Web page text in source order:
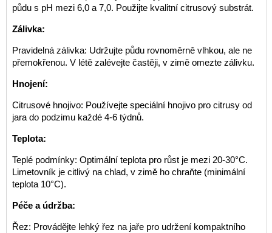
půdu s pH mezi 6,0 a 7,0. Použijte kvalitní citrusový substrát.
Zálivka:
Pravidelná zálivka: Udržujte půdu rovnoměrně vlhkou, ale ne
přemokřenou. V létě zalévejte častěji, v zimě omezte zálivku.
Hnojení:
Citrusové hnojivo: Používejte speciální hnojivo pro citrusy od
jara do podzimu každé 4-6 týdnů.
Teplota:
Teplé podmínky: Optimální teplota pro růst je mezi 20-30°C.
Limetovník je citlivý na chlad, v zimě ho chraňte (minimální
teplota 10°C).
Péče a údržba:
Řez: Provádějte lehký řez na jaře pro udržení kompaktního